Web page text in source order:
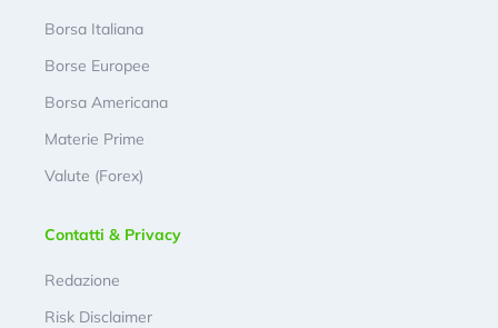
Borsa Italiana
Borse Europee
Borsa Americana
Materie Prime
Valute (Forex)
Contatti & Privacy
Redazione
Risk Disclaimer